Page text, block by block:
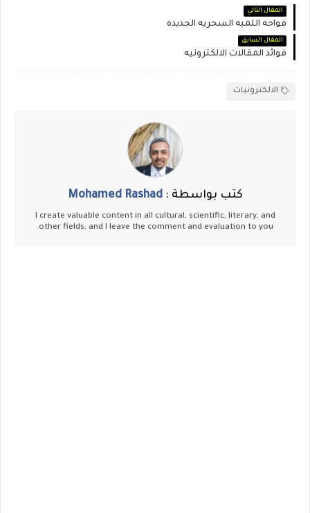
المقال التالي
فواحه اللمبه السحريه الجديده
المقال السابق
فوائد المقالات الالكترونيه
الالكترونيات
كتب بواسطة : Mohamed Rashad
I create valuable content in all cultural, scientific, literary, and
other fields, and I leave the comment and evaluation to you.